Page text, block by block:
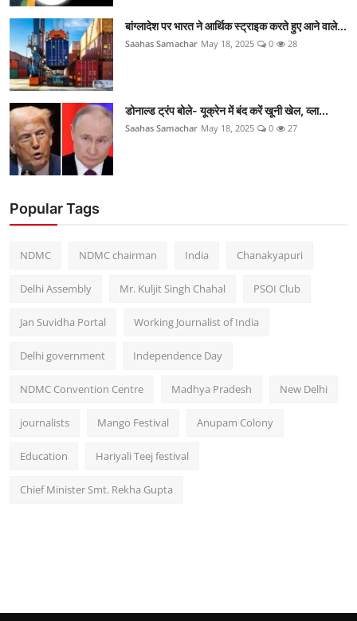
बांग्लादेश पर भारत ने आर्थिक स्ट्राइक करते हुए आने वाले...
Saahas Samachar May 18, 2025 0 28
डोनाल्ड ट्रंप बोले- यूक्रेन में बंद करें खूनी खेल, व्ला...
Saahas Samachar May 18, 2025 0 27
Popular Tags
NDMC NDMC chairman India Chanakyapuri
Delhi Assembly Mr. Kuljit Singh Chahal PSOI Club
Jan Suvidha Portal Working Journalist of India
Delhi government Independence Day
NDMC Convention Centre Madhya Pradesh New Delhi
journalists Mango Festival Anupam Colony
Education Hariyali Teej festival
Chief Minister Smt. Rekha Gupta